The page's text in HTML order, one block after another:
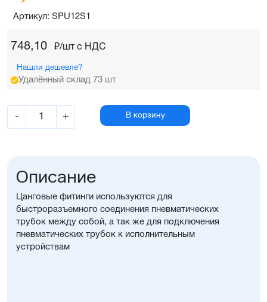
748,10 ₽/шт c НДС
Нашли дешевле?
Удалённый склад 73 шт
- + В корзину
Артикул: SPU12S1
Описание
Цанговые фитинги используются для
быстроразъемного соединения пневматических
трубок между собой, а так же для подключения
пневматических трубок к исполнительным
устройствам